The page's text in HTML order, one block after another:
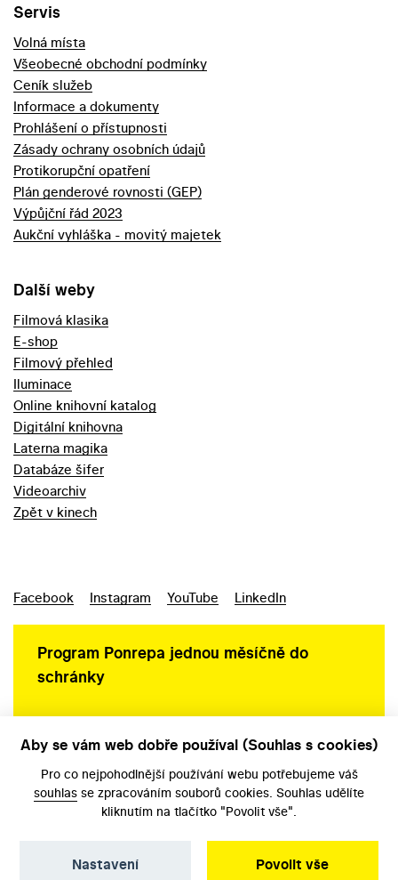
Servis
Volná místa
Všeobecné obchodní podmínky
Ceník služeb
Informace a dokumenty
Prohlášení o přístupnosti
Zásady ochrany osobních údajů
Protikorupční opatření
Plán genderové rovnosti (GEP)
Výpůjční řád 2023
Aukční vyhláška - movitý majetek
Další weby
Filmová klasika
E-shop
Filmový přehled
Iluminace
Online knihovní katalog
Digitální knihovna
Laterna magika
Databáze šifer
Videoarchiv
Zpět v kinech
Facebook Instagram YouTube LinkedIn
Program Ponrepa jednou měsíčně do
schránky
Aby se vám web dobře používal (Souhlas s cookies)
Pro co nejpohodlnější používání webu potřebujeme váš
souhlas se zpracováním souborů cookies. Souhlas udělíte
kliknutím na tlačítko "Povolit vše".
Povolit vše
Nastavení